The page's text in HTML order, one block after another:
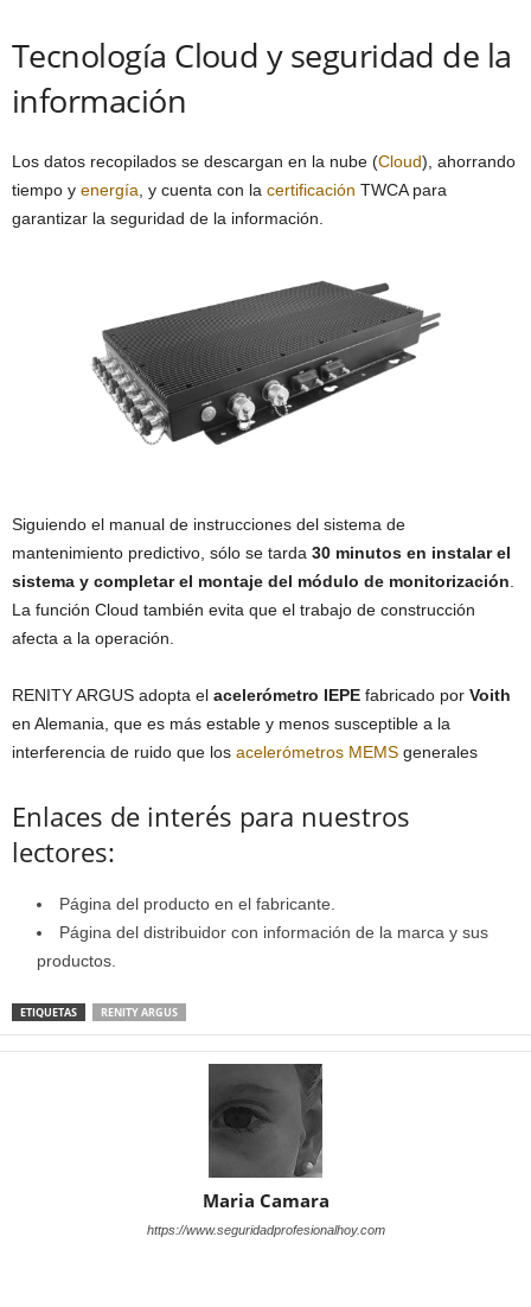
Tecnología Cloud y seguridad de la
información
Los datos recopilados se descargan en la nube (Cloud), ahorrando
tiempo y energía , y cuenta con la certificación TWCA para
garantizar la seguridad de la información.
Siguiendo el manual de instrucciones del sistema de
mantenimiento predictivo, sólo se tarda 30 minutos en instalar el
sistema y completar el montaje del módulo de monitorización
La función Cloud también evita que el trabajo de construcción
afecta a la operación.
RENITY ARGUS adopta el acelerómetro IEPE fabricado por Voith
en Alemania, que es más estable y menos susceptible a la
interferencia de ruido que los acelerómetros MEMS generales
Enlaces de interés para nuestros
lectores:
Página del producto en el fabricante.
Página del distribuidor con información de la marca y sus
productos.
ETIQUETAS RENITY ARGUS
Maria Camara
https://www.seguridadprofesionalhoy.com